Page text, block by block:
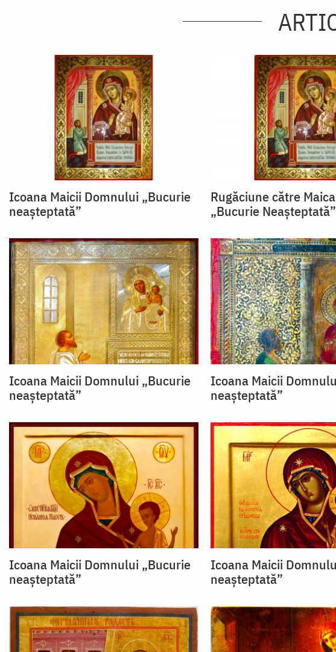
Icoana Maicii Domnului „Bucurie
neașteptată”
Rugăciune către
„Bucurie Neașteptată”
Icoana Maicii Domnului „Bucurie
neașteptată”
Icoana Maicii
neașteptată”
Icoana Maicii Domnului „Bucurie
neașteptată”
Icoana Maicii
neașteptată”